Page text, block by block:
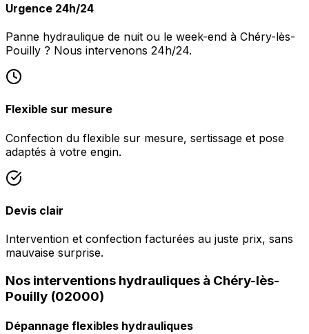
Urgence 24h/24
Panne hydraulique de nuit ou le week-end à Chéry-lès-
Pouilly ? Nous intervenons 24h/24.
Flexible sur mesure
Confection du flexible sur mesure, sertissage et pose
adaptés à votre engin.
Devis clair
Intervention et confection facturées au juste prix, sans
mauvaise surprise.
Nos interventions hydrauliques à Chéry-lès-
Pouilly (02000)
Dépannage flexibles hydrauliques